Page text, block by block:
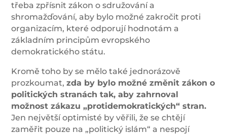
třeba zpřísnit zákon o sdružování a
shromažďování, aby bylo možné zakročit proti
organizacím, které odporují hodnotám a
základním principům evropského
demokratického státu.
Kromě toho by se mělo také jednorázově
prozkoumat,zda by bylo možné změnit zákon o
politických stranách tak, aby zahrnoval
možnost zákazu „protidemokratických“ stran.
Jen největší optimisté by věřili, že se chtějí
zaměřit pouze na „politický islám“ a nespojí